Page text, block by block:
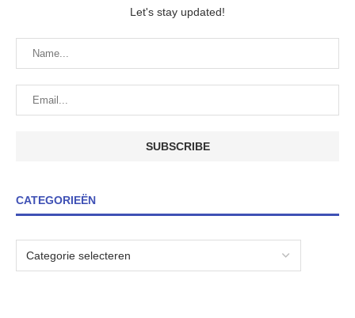
Let's stay updated!
CATEGORIEËN